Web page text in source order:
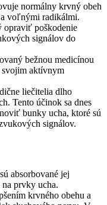
normálny krvný obeh
voľnými radikálmi.
opraviť poškodenie
signálov do
bežnou medicínou
svojim aktívnym
liečitelia dlho
Tento účinok sa dnes
bunky ucha, ktoré sú
signálov.
absorbované jej
prvky ucha.
krvného obehu a